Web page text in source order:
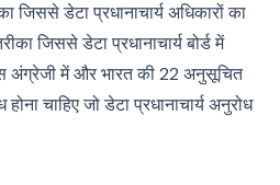
जिससे डेटा प्रधानाचार्य अधिकारों का
जिससे डेटा प्रधानाचार्य बोर्ड में
अंग्रेजी में और भारत की 22 अनुसूचित
चाहिए जो डेटा प्रधानाचार्य अनुरोध